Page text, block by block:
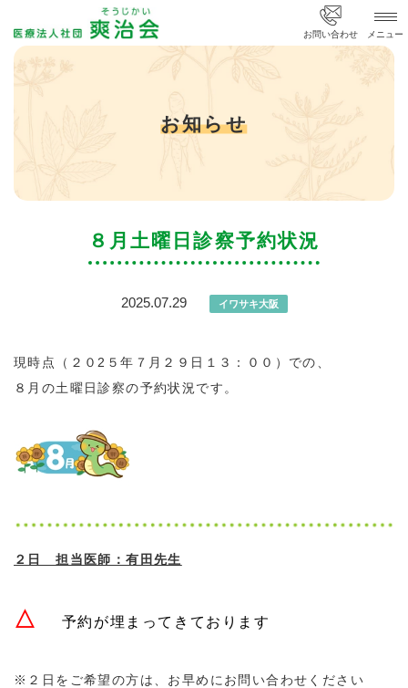
メニュー
お問い合わせ
お知らせ
８月土曜日診察予約状況
2025.07.29 イワサキ大阪
現時点（２０2５年７月２９日１３：００）での、
８月の土曜日診察の予約状況です。
２日 担当医師：有田先生
△ 予約が埋まってきております
※２日をご希望の方は、お早めにお問い合わせください